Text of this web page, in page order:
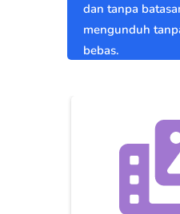
dan tanpa
mengunduh
bebas.